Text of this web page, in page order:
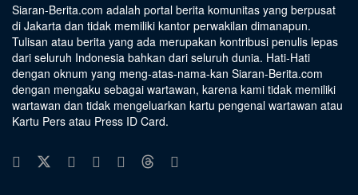
Siaran-Berita.com adalah portal berita komunitas yang berpusat
di Jakarta dan tidak memiliki kantor perwakilan dimanapun.
Tulisan atau berita yang ada merupakan kontribusi penulis lepas
dari seluruh Indonesia bahkan dari seluruh dunia. Hati-Hati
dengan oknum yang meng-atas-nama-kan Siaran-Berita.com
dengan mengaku sebagai wartawan, karena kami tidak memiliki
wartawan dan tidak mengeluarkan kartu pengenal wartawan atau
Kartu Pers atau Press ID Card.